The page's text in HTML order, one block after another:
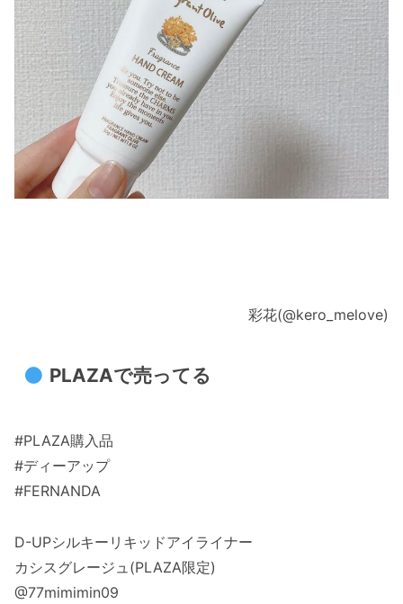
彩花(@kero_melove)
PLAZAで売ってる
#PLAZA購入品
#ディーアップ
#FERNANDA
D-UPシルキーリキッドアイライナー
カシスグレージュ(PLAZA限定)
@77mimimin09